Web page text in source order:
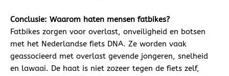
Conclusie: Waarom haten mensen fatbikes?
Fatbikes zorgen voor overlast, onveiligheid en botsen
met het Nederlandse fiets DNA. Ze worden vaak
geassocieerd met overlast gevende jongeren, snelheid
en lawaai. De haat is niet zozeer tegen de fiets zelf,